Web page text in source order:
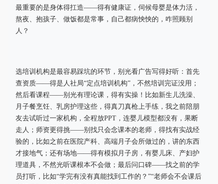
最重要的是身体得扛造——得有健康证，伺候母婴是体力活，
熬夜、抱孩子、做饭都是常事，自己都病怏怏的，咋照顾别
人？
选培训机构是最容易踩坑的环节，别光看广告写得好听：首先
查资质——得是人社局“定点培训机构”，不然培训完证没用；
然后看课程——别光有理论课，得有实操！比如新生儿洗澡、
月子餐烹饪、乳房护理这些，得真刀真枪上手练，我之前陪朋
友去试听过一家机构，全程放PPT，连婴儿模型都没有，果断
走人；师资更得挑——别找只会念课本的老师，得找有实战经
验的，比如之前在医院产科、高端月子会所做过的，讲的东西
才接地气；还有场地——得有模拟月子房，有婴儿床、产妇护
理道具，不然光听课根本不会做；最后问口碑——找之前的学
员打听，比如“学完有没有真能找到工作的？”“老师会不会课后